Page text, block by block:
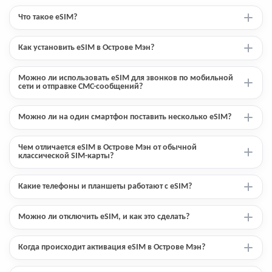
Что такое eSIM?
Как установить eSIM в Острове Мэн?
Можно ли использовать eSIM для звонков по мобильной
сети и отправке СМС-сообщений?
Можно ли на один смартфон поставить несколько eSIM?
Чем отличается eSIM в Острове Мэн от обычной
классической SIM-карты?
Какие телефоны и планшеты работают с eSIM?
Можно ли отключить eSIM, и как это сделать?
Когда происходит активация eSIM в Острове Мэн?